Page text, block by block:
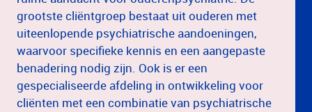
grootste cliëntgroep bestaat uit ouderen met
uiteenlopende psychiatrische aandoeningen,
waarvoor specifieke kennis en een aangepaste
benadering nodig zijn. Ook is er een
gespecialiseerde afdeling in ontwikkeling voor
cliënten met een combinatie van psychiatrische